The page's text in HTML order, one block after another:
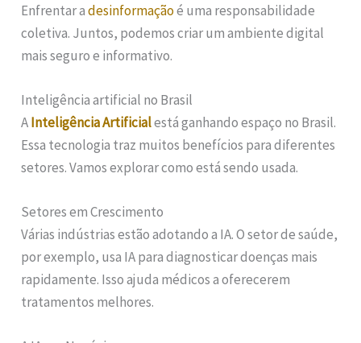
Enfrentar adesinformaçãoé uma responsabilidade
coletiva. Juntos, podemos criar um ambiente digital
mais seguro e informativo.
Inteligência artificial no Brasil
AInteligência Artificialestá ganhando espaço no Brasil.
Essa tecnologia traz muitos benefícios para diferentes
setores. Vamos explorar como está sendo usada.
Setores em Crescimento
Várias indústrias estão adotando a IA. O setor de saúde,
por exemplo, usa IA para diagnosticar doenças mais
rapidamente. Isso ajuda médicos a oferecerem
tratamentos melhores.